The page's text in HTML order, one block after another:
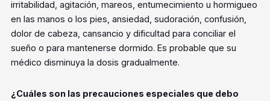
irritabilidad, agitación, mareos, entumecimiento u hormigueo
en las manos o los pies, ansiedad, sudoración, confusión,
dolor de cabeza, cansancio y dificultad para conciliar el
sueño o para mantenerse dormido. Es probable que su
médico disminuya la dosis gradualmente.
¿Cuáles son las precauciones especiales que debo